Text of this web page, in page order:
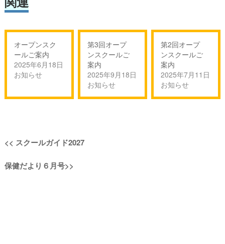
オープンスク
ールご案内
2025年6月18日
お知らせ
第3回オープ
ンスクールご
案内
2025年9月18日
お知らせ
第2回オープ
ンスクールご
案内
2025年7月11日
お知らせ
投
稿
<< 過
の
スクールガイド2027
次
保健だより６月号>>